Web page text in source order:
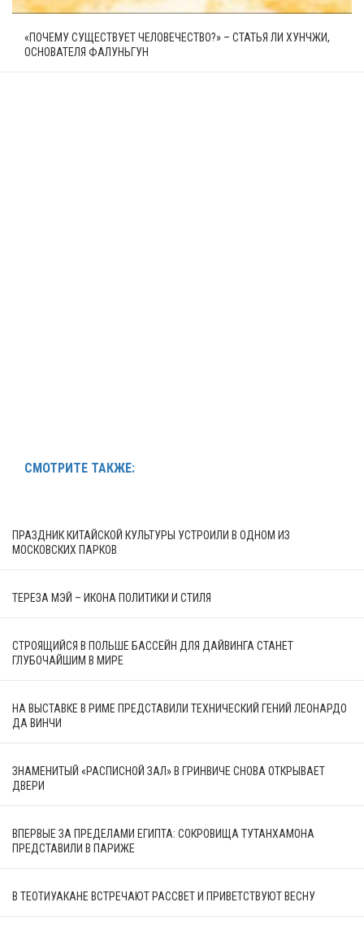
«ПОЧЕМУ СУЩЕСТВУЕТ ЧЕЛОВЕЧЕСТВО?» – СТАТЬЯ ЛИ ХУНЧЖИ,
ОСНОВАТЕЛЯ ФАЛУНЬГУН
СМОТРИТЕ ТАКЖЕ:
ПРАЗДНИК КИТАЙСКОЙ КУЛЬТУРЫ УСТРОИЛИ В ОДНОМ ИЗ
МОСКОВСКИХ ПАРКОВ
ТЕРЕЗА МЭЙ – ИКОНА ПОЛИТИКИ И СТИЛЯ
СТРОЯЩИЙСЯ В ПОЛЬШЕ БАССЕЙН ДЛЯ ДАЙВИНГА СТАНЕТ
ГЛУБОЧАЙШИМ В МИРЕ
НА ВЫСТАВКЕ В РИМЕ ПРЕДСТАВИЛИ ТЕХНИЧЕСКИЙ ГЕНИЙ ЛЕОНАРДО
ДА ВИНЧИ
ЗНАМЕНИТЫЙ «РАСПИСНОЙ ЗАЛ» В ГРИНВИЧЕ СНОВА ОТКРЫВАЕТ
ДВЕРИ
ВПЕРВЫЕ ЗА ПРЕДЕЛАМИ ЕГИПТА: СОКРОВИЩА ТУТАНХАМОНА
ПРЕДСТАВИЛИ В ПАРИЖЕ
В ТЕОТИУАКАНЕ ВСТРЕЧАЮТ РАССВЕТ И ПРИВЕТСТВУЮТ ВЕСНУ